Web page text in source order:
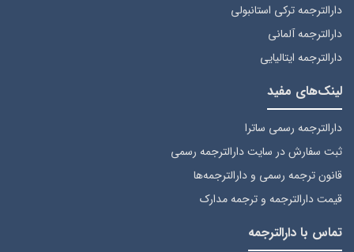
دارالترجمه ترکی استانبولی
دارالترجمه آلمانی
دارالترجمه ایتالیایی
لینک‌های مفید
دارالترجمه رسمی ساترا
ثبت سفارشدر سایت دارالترجمه رسمی
قانون ترجمه رسمی و دارالترجمه‌ها
قیمت دارالترجمه و ترجمه مدارک
تماس با دارالترجمه